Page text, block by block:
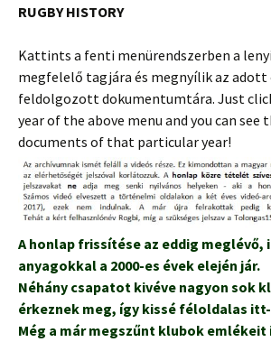
RUGBY HISTORY
Kattints a fenti menürendszerben a
megfelelő tagjára és megnyílik az adott
feldolgozott dokumentumtára. Just
year of the above menu and you can see
documents of that particular year!
A honlap frissítése az eddig meglévő,
anyagokkal a 2000-es évek elején jár.
Néhány csapatot kivéve nagyon sok
érkeznek meg, így kissé féloldalas
Még a már megszűnt klubok